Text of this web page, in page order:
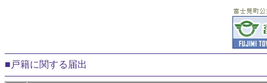
■戸籍に関する届出